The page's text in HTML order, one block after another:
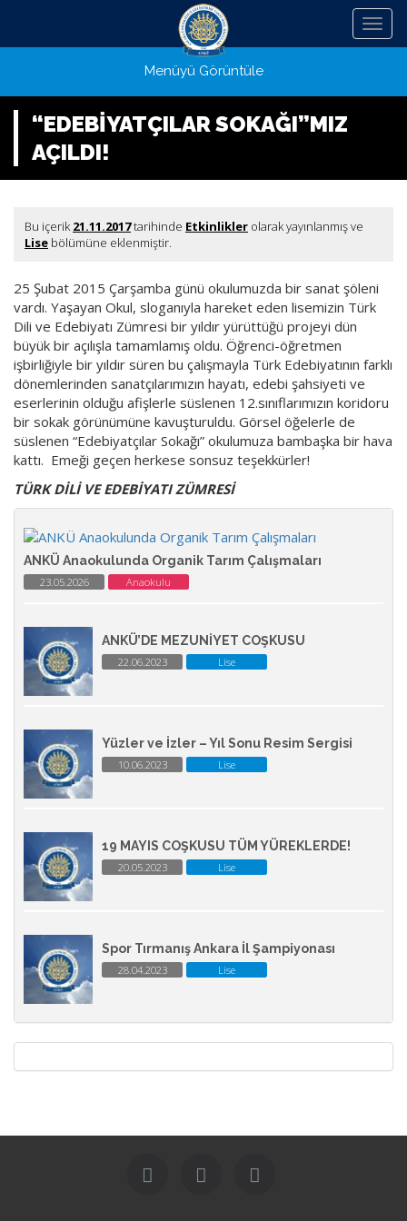
Menü
Menüyü Görüntüle
“EDEBİYATÇILAR SOKAĞI”MIZ
AÇILDI!
Bu içerik21.11.2017tarihinde Etkinlikler olarak yayınlanmış ve
Lise bölümüne eklenmiştir.
25 Şubat 2015 Çarşamba günü okulumuzda bir sanat şöleni
vardı. Yaşayan Okul, sloganıyla hareket eden lisemizin Türk
Dili ve Edebiyatı Zümresi bir yıldır yürüttüğü projeyi dün
büyük bir açılışla tamamlamış oldu. Öğrenci-öğretmen
işbirliğiyle bir yıldır süren bu çalışmayla Türk Edebiyatının farklı
dönemlerinden sanatçılarımızın hayatı, edebi şahsiyeti ve
eserlerinin olduğu afişlerle süslenen 12.sınıflarımızın koridoru
bir sokak görünümüne kavuşturuldu. Görsel öğelerle de
süslenen “Edebiyatçılar Sokağı” okulumuza bambaşka bir hava
kattı. Emeği geçen herkese sonsuz teşekkürler!
TÜRK DİLİ VE EDEBİYATI ZÜMRESİ
ANKÜ Anaokulunda Organik Tarım Çalışmaları
23.05.2026 Anaokulu
ANKÜ’DE MEZUNİYET COŞKUSU
22.06.2023 Lise
Yüzler ve İzler – Yıl Sonu Resim Sergisi
10.06.2023 Lise
19 MAYIS COŞKUSU TÜM YÜREKLERDE!
20.05.2023 Lise
Spor Tırmanış Ankara İl Şampiyonası
28.04.2023 Lise